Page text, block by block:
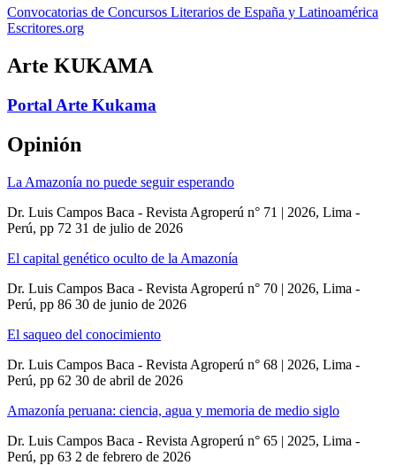
Convocatorias de Concursos Literarios de España y Latinoamérica
Escritores.org
Arte KUKAMA
Portal Arte Kukama
Opinión
La Amazonía no puede seguir esperando
Dr. Luis Campos Baca - Revista Agroperú n° 71 | 2026, Lima -
Perú, pp 72 31 de julio de 2026
El capital genético oculto de la Amazonía
Dr. Luis Campos Baca - Revista Agroperú n° 70 | 2026, Lima -
Perú, pp 86 30 de junio de 2026
El saqueo del conocimiento
Dr. Luis Campos Baca - Revista Agroperú n° 68 | 2026, Lima -
Perú, pp 62 30 de abril de 2026
Amazonía peruana: ciencia, agua y memoria de medio siglo
Dr. Luis Campos Baca - Revista Agroperú n° 65 | 2025, Lima -
Perú, pp 63 2 de febrero de 2026